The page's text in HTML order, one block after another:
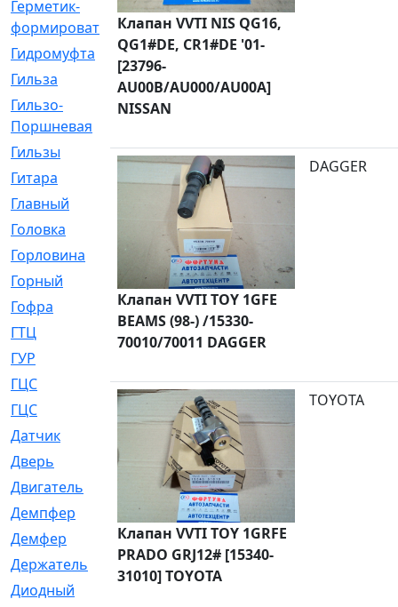
Герметик-
формирователь
[3]
Гидромуфта
[47]
Гильза
[56]
Гильзо-
Поршневая
[13]
Гильзы
[259]
Гитара
[7]
Главный
[29]
Головка
[28]
Горловина
[14]
Горный
[1]
Гофра
[86]
ГТЦ
[96]
ГУР
ГЦC
[6]
ГЦС
[74]
Датчик
[969]
Дверь
[249]
Двигатель
[64]
Демпфер
[2]
Демфер
[1]
Держатель
[5]
Диодный
Клапан VVTI NIS QG16,
QG1#DE, CR1#DE '01-
[23796-
AU00B/AU000/AU00A]
NISSAN
Клапан VVTI TOY 1GFE
BEAMS (98-) /15330-
70010/70011 DAGGER
DAGGER
Клапан VVTI TOY 1GRFE
PRADO GRJ12# [15340-
31010] TOYOTA
TOYOTA